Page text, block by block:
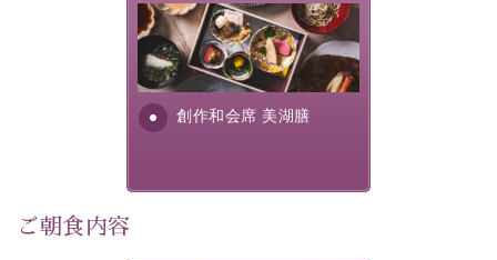
---------------------------------------------
・記念写真＆オリジナル【フォトフレームカード】プレ
思い出デザートプレート付き
・諏訪大社4社を巡る無料参拝バス（事前予約制）
・館内着をご用意
・就寝用パジャマをご用意
創作和会席 美湖膳
美湖膳とは諏訪の地で特別を
提供する為に料理長・神原 裕
明が考え出した創作和会席で
す。美しい諏訪湖の幸...
ご朝食内容